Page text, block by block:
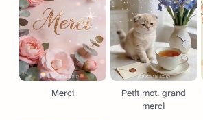
Merci
Petit mot, grand
merci